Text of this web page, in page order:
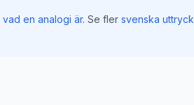
vad en analogi är. Se fler svenska